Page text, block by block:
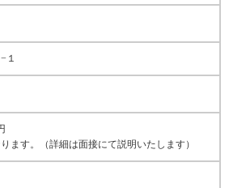
１
ます。（詳細は面接にて説明いたします）